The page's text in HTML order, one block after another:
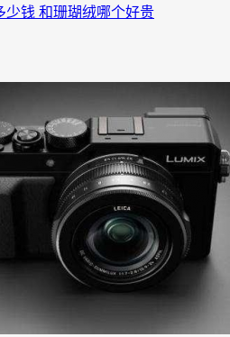
少钱 和珊瑚绒哪个好贵